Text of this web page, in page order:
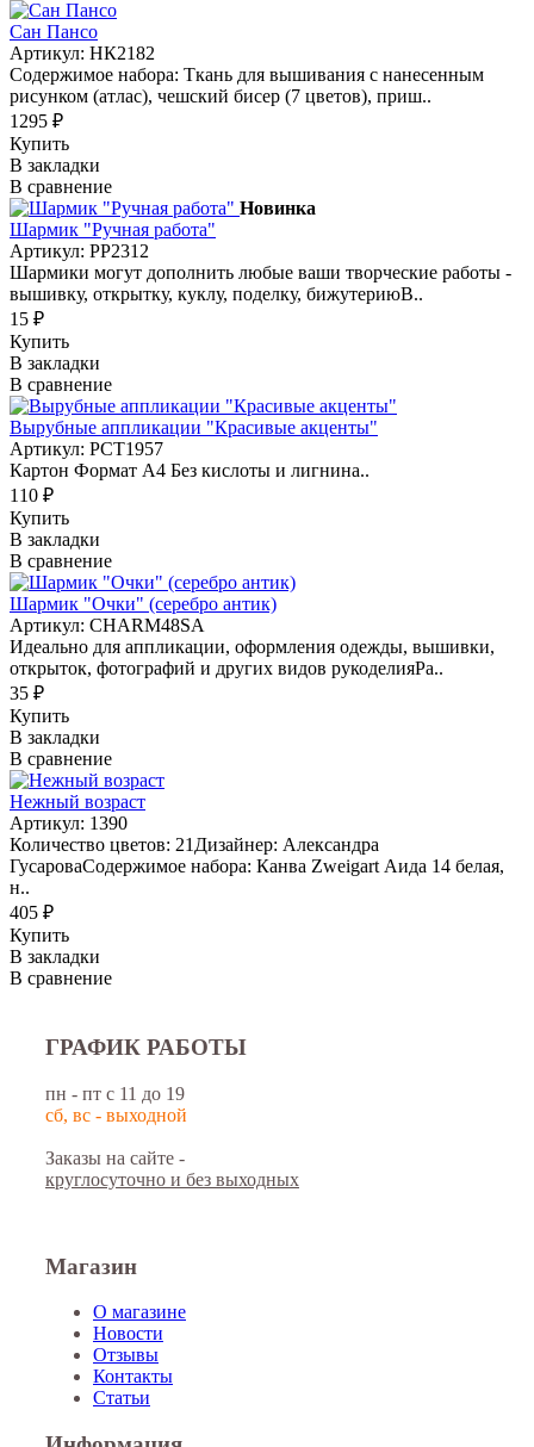
Сан Пансо
Артикул: НК2182
Содержимое набора: Ткань для вышивания с нанесенным
рисунком (атлас), чешский бисер (7 цветов), приш..
1295 ₽
Купить
В закладки
В сравнение
Новинка
Шармик "Ручная работа"
Артикул: РР2312
Шармики могут дополнить любые ваши творческие работы -
вышивку, открытку, куклу, поделку, бижутериюВ..
15 ₽
Купить
В закладки
В сравнение
Вырубные аппликации "Красивые акценты"
Артикул: PCT1957
Картон Формат А4 Без кислоты и лигнина..
110 ₽
Купить
В закладки
В сравнение
Шармик "Очки" (серебро антик)
Артикул: CHARM48SA
Идеально для аппликации, оформления одежды, вышивки,
открыток, фотографий и других видов рукоделияРа..
35 ₽
Купить
В закладки
В сравнение
Нежный возраст
Артикул: 1390
Количество цветов: 21Дизайнер: Александра
ГусароваСодержимое набора: Канва Zweigart Аида 14 белая,
н..
405 ₽
Купить
В закладки
В сравнение
ГРАФИК РАБОТЫ
пн - пт с 11 до 19
сб, вс - выходной
Заказы на сайте -
круглосуточно и без выходных
Магазин
О магазине
Новости
Отзывы
Контакты
Статьи